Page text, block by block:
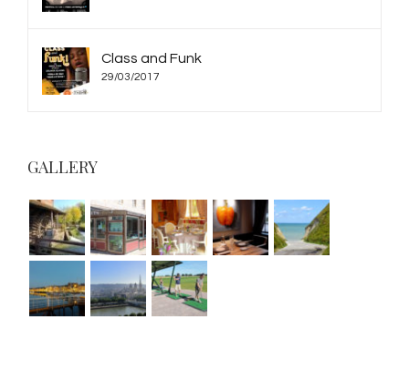
Class and Funk
29/03/2017
GALLERY